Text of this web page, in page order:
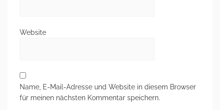
Website
Name, E-Mail-Adresse und Website in diesem Browser
für meinen nächsten Kommentar speichern.